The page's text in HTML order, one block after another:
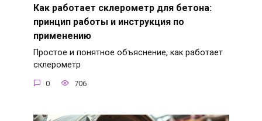
Как работает склерометр для бетона:
принцип работы и инструкция по
применению
Простое и понятное объяснение, как работает
склерометр
0 706